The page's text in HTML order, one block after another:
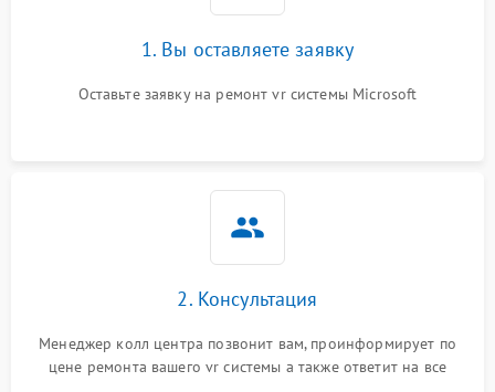
1. Вы оставляете заявку
Оставьте заявку на ремонт vr системы Microsoft
2. Консультация
Менеджер колл центра позвонит вам, проинформирует по
цене ремонта вашего vr системы а также ответит на все